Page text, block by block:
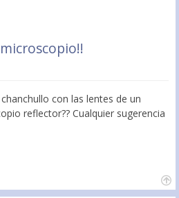
con las lentes de un
reflector?? Cualquier sugerencia